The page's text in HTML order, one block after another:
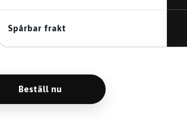
Spårbar frakt
Beställ nu